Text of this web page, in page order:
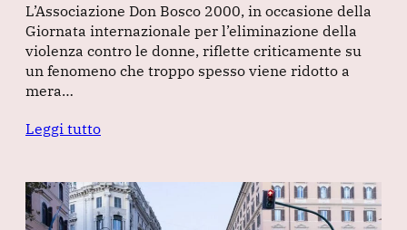
L’Associazione Don Bosco 2000, in occasione della
Giornata internazionale per l’eliminazione della
violenza contro le donne, riflette criticamente su
un fenomeno che troppo spesso viene ridotto a
mera…
Leggi tutto